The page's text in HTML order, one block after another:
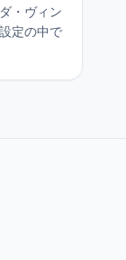
・ヴィン
定の中で